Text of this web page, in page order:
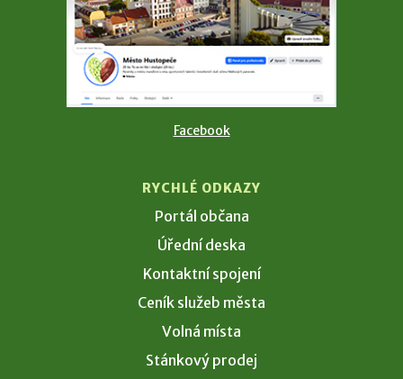
Facebook
RYCHLÉ ODKAZY
Portál občana
Úřední deska
Kontaktní spojení
Ceník služeb města
Volná místa
Stánkový prodej